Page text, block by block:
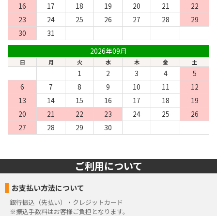
16
17 18 19 20 21
22
23
24 25 26 27 28
29
30
31
2026年09月
日 月 火 水 木 金 土
1 2 3 4
5
6
7 8 9 10 11
12
13
14 15 16 17 18
19
20
21 22 23 24 25
26
27
28 29 30
ご利用について
お支払い方法について
銀行振込（先払い）・クレジットカード
※振込手数料はお客様ご負担となります。